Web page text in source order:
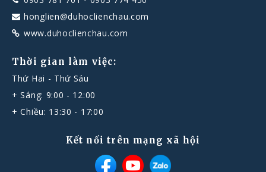
honglien@duhoclienchau.com
www.duhoclienchau.com
Thời gian làm việc:
Thứ Hai - Thứ Sáu
+ Sáng: 9:00 - 12:00
+ Chiều: 13:30 - 17:00
Kết nối trên mạng xã hội